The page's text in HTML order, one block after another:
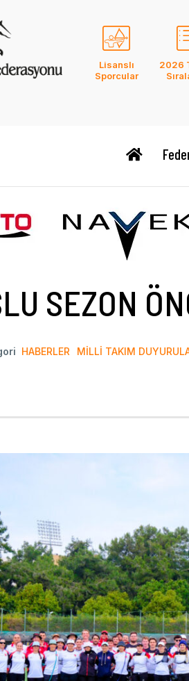
Lisanslı
Sporcular
2026
SEZON
HABERLER MILLI TAKIM